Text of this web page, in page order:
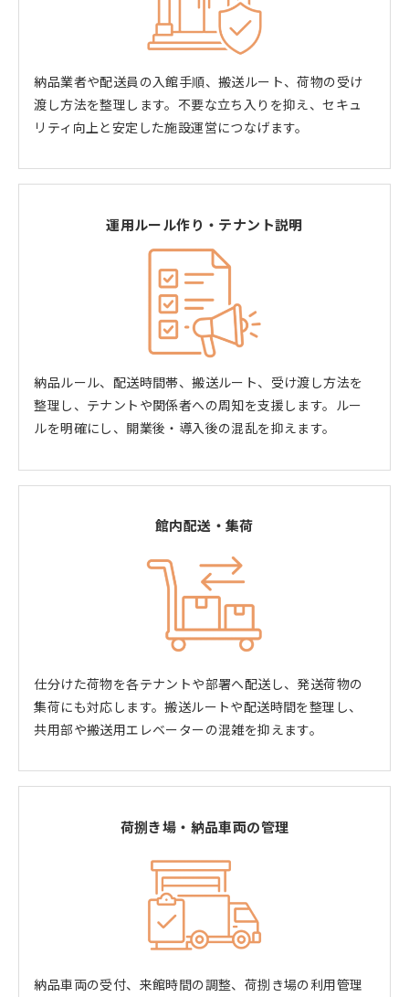
納品業者や配送員の入館手順、搬送ルート、荷物の受け
渡し方法を整理します。不要な立ち入りを抑え、セキュ
リティ向上と安定した施設運営につなげます。
運用ルール作り・テナント説明
納品ルール、配送時間帯、搬送ルート、受け渡し方法を
整理し、テナントや関係者への周知を支援します。ルー
ルを明確にし、開業後・導入後の混乱を抑えます。
館内配送・集荷
仕分けた荷物を各テナントや部署へ配送し、発送荷物の
集荷にも対応します。搬送ルートや配送時間を整理し、
共用部や搬送用エレベーターの混雑を抑えます。
荷捌き場・納品車両の管理
納品車両の受付、来館時間の調整、荷捌き場の利用管理